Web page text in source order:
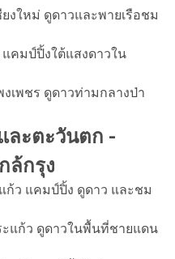
งใหม่ ดูดาวและพายเรือชม
คมป์ปิ้งใต้แสงดาวใน
เพชร ดูดาวท่ามกลางป่า
ละตะวันตก -
ล้กรุง
ก้ว แคมป์ปิ้ง ดูดาว และชม
แก้ว ดูดาวในพื้นที่ชายแดน